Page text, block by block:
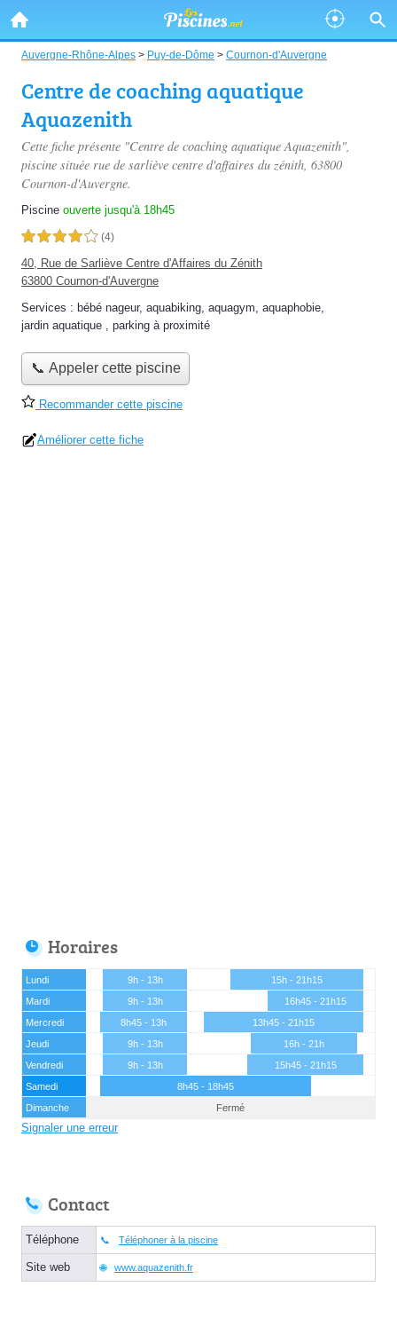
Auvergne-Rhône-Alpes > Puy-de-Dôme > Cournon-d'Auvergne
Centre de coaching aquatique
Aquazenith
Cette fiche présente "Centre de coaching aquatique Aquazenith",
piscine située rue de sarliève centre d'affaires du zénith, 63800
Cournon-d'Auvergne.
Piscine ouverte jusqu'à 18h45
4,0 étoiles sur 5 (4)
40, Rue de Sarliève Centre d'Affaires du Zénith
63800 Cournon-d'Auvergne
Services : bébé nageur, aquabiking, aquagym, aquaphobie,
jardin aquatique , parking à proximité
📞 Appeler cette piscine
Recommander cette piscine
Améliorer cette fiche
Horaires
Lundi 9h - 13h
15h - 21h15
Mardi
9h - 13h
16h45 - 21h15
Mercredi
8h45 - 13h
13h45 - 21h15
Jeudi
9h - 13h
16h - 21h
Vendredi
9h - 13h
15h45 - 21h15
Samedi
8h45 - 18h45
Dimanche
Fermé
Signaler une erreur
Contact
Téléphone Téléphoner à la piscine
Site web www.aquazenith.fr